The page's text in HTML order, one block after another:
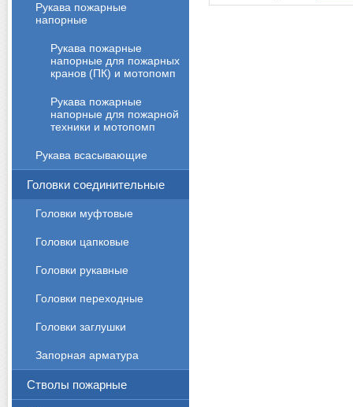
Рукава пожарные
напорные
Рукава пожарные
напорные для пожарных
кранов (ПК) и мотопомп
Рукава пожарные
напорные для пожарной
техники и мотопомп
Рукава всасывающие
Головки соединительные
Головки муфтовые
Головки цапковые
Головки рукавные
Головки переходные
Головки заглушки
Запорная арматура
Стволы пожарные